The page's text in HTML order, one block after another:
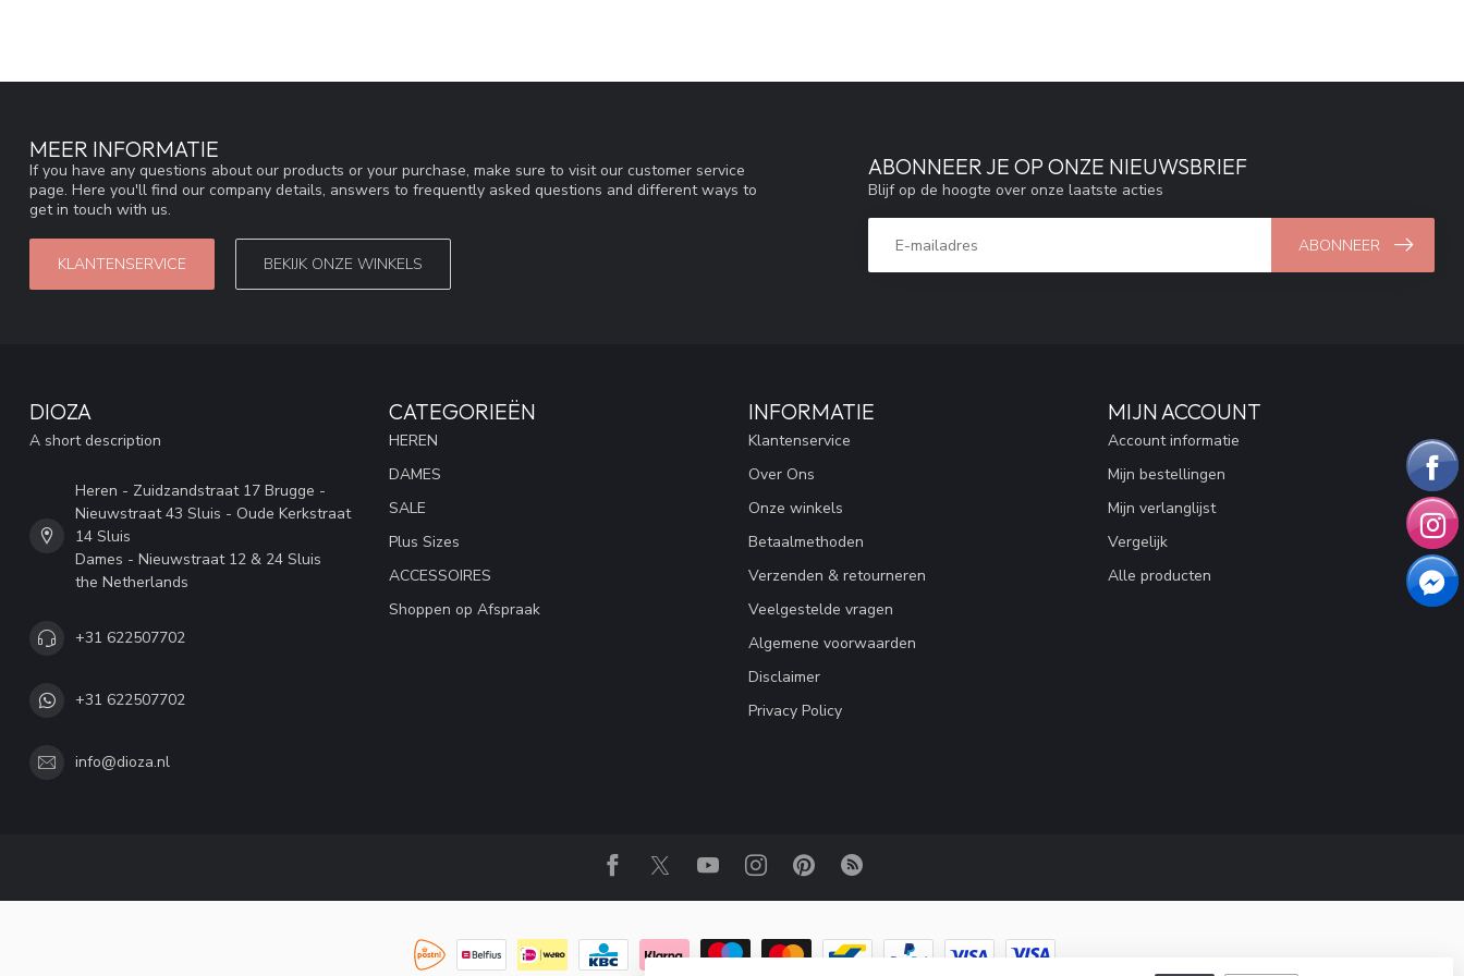
MEER INFORMATIE
If you have any questions about our products or your purchase, make sure to visit our customer service
page. Here you'll find our company details, answers to frequently asked questions and different ways to
get in touch with us.
KLANTENSERVICE BEKIJK ONZE WINKELS
ABONNEER JE OP ONZE NIEUWSBRIEF
Blijf op de hoogte over onze laatste acties
ABONNEER
DIOZA
A short description
Heren - Zuidzandstraat 17 Brugge -
Nieuwstraat 43 Sluis - Oude Kerkstraat
14 Sluis
Dames - Nieuwstraat 12 & 24 Sluis
the Netherlands
+31 622507702
+31 622507702
info@dioza.nl
CATEGORIEËN
HEREN
DAMES
SALE
Plus Sizes
ACCESSOIRES
Shoppen op Afspraak
INFORMATIE
Klantenservice
Over Ons
Onze winkels
Betaalmethoden
Verzenden & retourneren
Veelgestelde vragen
Algemene voorwaarden
Disclaimer
Privacy Policy
MIJN ACCOUNT
Account informatie
Mijn bestellingen
Mijn verlanglijst
Vergelijk
Alle producten